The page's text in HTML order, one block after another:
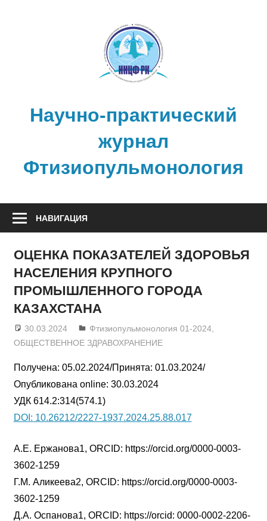
Научно-практический
журнал
Фтизиопульмонология
НАВИГАЦИЯ
ОЦЕНКА ПОКАЗАТЕЛЕЙ ЗДОРОВЬЯ
НАСЕЛЕНИЯ КРУПНОГО
ПРОМЫШЛЕННОГО ГОРОДА
КАЗАХСТАНА
30.03.2024 admin
Фтизиопульмонология 01-2024
ОБЩЕСТВЕННОЕ ЗДРАВОХРАНЕНИЕ
Получена: 05.02.2024/Принята: 01.03.2024/
Опубликована online: 30.03.2024
УДК 614.2:314(574.1)
DOI: 10.26212/2227-1937.2024.25.88.017
А.Е. Ержанова1, ORCID: https://orcid.org/0000-0003-
3602-1259
Г.М. Аликеева2, ORCID: https://orcid.org/0000-0003-
3602-1259
Д.А. Оспанова1, ORCID: https://orcid: 0000-0002-2206-